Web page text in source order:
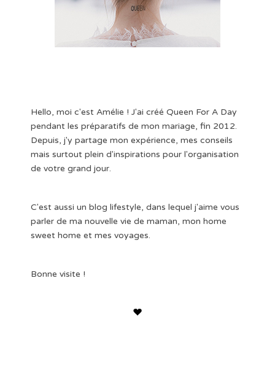
Hello, moi c'est Amélie ! J'ai créé Queen For A Day
pendant les préparatifs de mon mariage, fin 2012.
Depuis, j'y partage mon expérience, mes conseils
mais surtout plein d'inspirations pour l'organisation
de votre grand jour.
C'est aussi un blog lifestyle, dans lequel j'aime vous
parler de ma nouvelle vie de maman, mon home
sweet home et mes voyages.
Bonne visite !